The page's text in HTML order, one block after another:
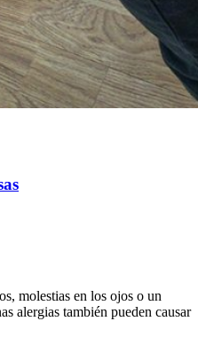
molestias en los ojos o un
alergias también pueden causar